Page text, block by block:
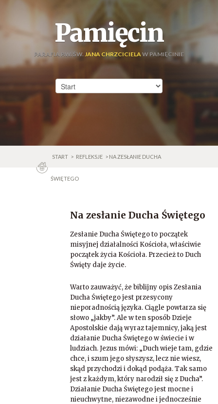
Pamięcin
PARAFIA P.W. ŚW. JANA CHRZCICIELAW PAMIĘCINIE
START > REFLEKSJE > NA ZESŁANIE DUCHA
ŚWIĘTEGO
Na zesłanie Ducha Świętego
Zesłanie Ducha Świętego to początek
misyjnej działalności Kościoła, właściwie
początek życia Kościoła. Przecież to Duch
Święty daje życie.
Warto zauważyć, że biblijny opis Zesłania
Ducha Świętego jest przesycony
nieporadnością języka. Ciągle powtarza się
słowo „jakby”. Ale w ten sposób Dzieje
Apostolskie dają wyraz tajemnicy, jaką jest
działanie Ducha Świętego w świecie i w
ludziach. Jezus mówi: „Duch wieje tam, gdzie
chce, i szum jego słyszysz, lecz nie wiesz,
skąd przychodzi i dokąd podąża. Tak samo
jest z każdym, który narodził się z Ducha”.
Działanie Ducha Świętego jest mocne i
nieuchwytne, niezawodne i jednocześnie